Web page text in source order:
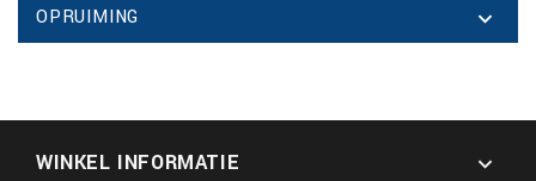
OPRUIMING 
WINKEL INFORMATIE 